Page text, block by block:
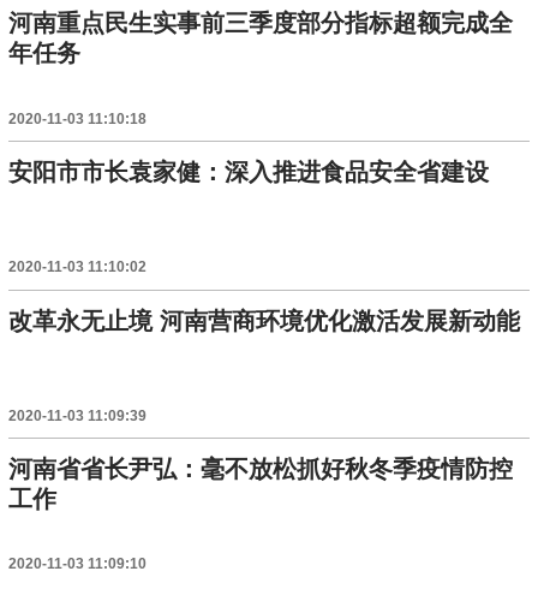
河南重点民生实事前三季度部分指标超额完成全
年任务
2020-11-03 11:10:18
安阳市市长袁家健：深入推进食品安全省建设
2020-11-03 11:10:02
改革永无止境 河南营商环境优化激活发展新动能
2020-11-03 11:09:39
河南省省长尹弘：毫不放松抓好秋冬季疫情防控
工作
2020-11-03 11:09:10